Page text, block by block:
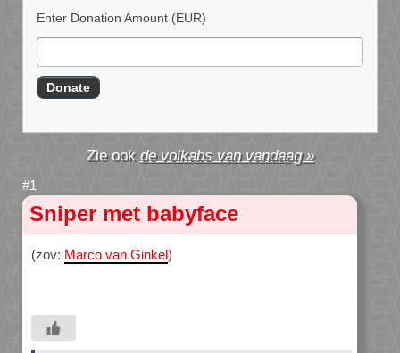
Enter Donation Amount (EUR)
de volkabs van vandaag »
Sniper met babyface
(zov: Marco van Ginkel)